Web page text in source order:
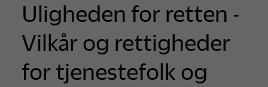
Uligheden for retten -
Vilkår og rettigheder
for tjenestefolk og